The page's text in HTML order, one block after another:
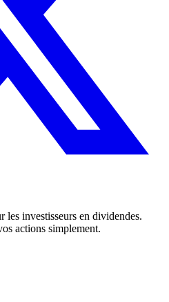
les investisseurs en dividendes.
actions simplement.